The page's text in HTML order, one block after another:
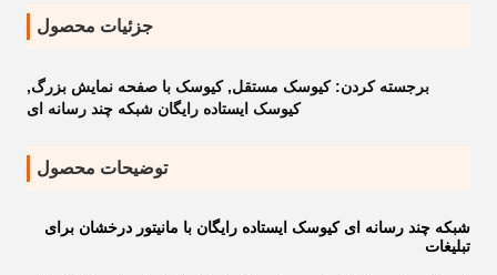
جزئیات محصول
برجسته کردن:کیوسک مستقل,کیوسک با صفحه نمایش بزرگ,
کیوسک ایستاده رایگان شبکه چند رسانه ای
توضیحات محصول
شبکه چند رسانه ای کیوسک ایستاده رایگان با مانیتور درخشان برای
تبلیغات